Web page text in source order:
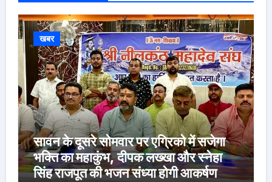
खबर
सावन के दूसरे सोमवार पर एग्रिको में सजेगा
भक्ति का महाकुंभ, दीपक लख्खा और स्नेहा
सिंह राजपूत की भजन संध्या होगी आकर्षण